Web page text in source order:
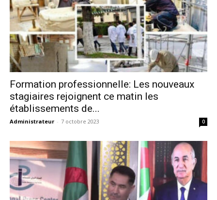
Formation professionnelle: Les nouveaux
stagiaires rejoignent ce matin les
établissements de...
Administrateur - 7 octobre 2023 0